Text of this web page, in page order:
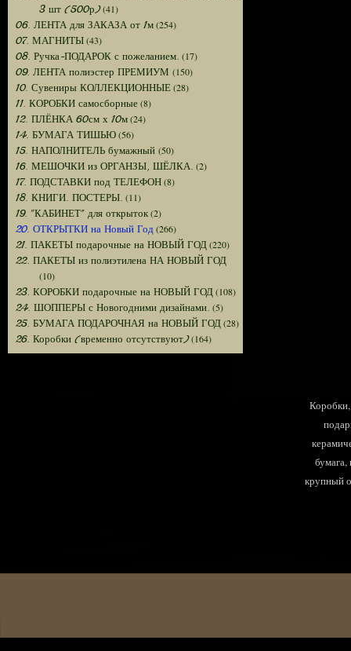
3 шт (500р)(41)
06. ЛЕНТА для ЗАКАЗА от 1м(254)
07. МАГНИТЫ(43)
08. Ручка-ПОДАРОК с пожеланием. (17)
09. ЛЕНТА полиэстер ПРЕМИУМ (150)
10. Сувениры КОЛЛЕКЦИОННЫЕ(28)
11. КОРОБКИ самосборные(8)
12. ПЛЁНКА 60см х 10м(24)
14. БУМАГА ТИШЬЮ(56)
15. НАПОЛНИТЕЛЬ бумажный (50)
16. МЕШОЧКИ из ОРГАНЗЫ, ШЁЛКА. (2)
17. ПОДСТАВКИ под ТЕЛЕФОН(8)
18. КНИГИ. ПОСТЕРЫ. (11)
19. "КАБИНЕТ" для открыток(2)
20. ОТКРЫТКИ на Новый Год (266)
21. ПАКЕТЫ подарочные на НОВЫЙ ГОД(220)
22. ПАКЕТЫ из полиэтилена НА НОВЫЙ ГОД
(10)
23. КОРОБКИ подарочные на НОВЫЙ ГОД(108)
24. ШОППЕРЫ с Новогодними дизайнами. (5)
25. БУМАГА ПОДАРОЧНАЯ на НОВЫЙ ГОД(28)
26. Коробки (временно отсутствуют)(164)
крупный